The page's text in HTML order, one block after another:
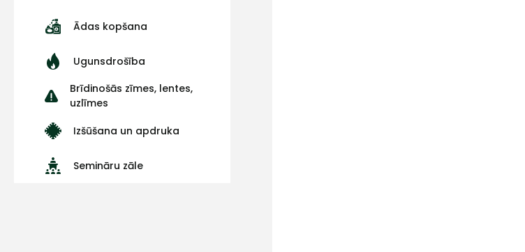
Ādas kopšana
Ugunsdrošība
Brīdinošās zīmes, lentes,
uzlīmes
Izšūšana un apdruka
Semināru zāle